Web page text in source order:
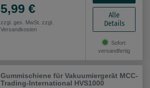
5,99 €
zzgl. ges. MwSt. zzgl.
Versandkosten
Alle
Details
Sofort
versandfertig
Gummischiene für Vakuumiergerät MCC-
Trading-International HVS1000